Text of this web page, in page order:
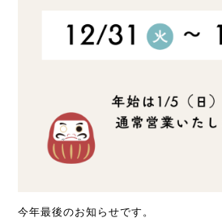
今年最後のお知らせです。